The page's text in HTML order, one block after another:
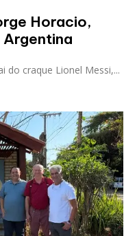
Horacio,
do craque Lionel Messi,...